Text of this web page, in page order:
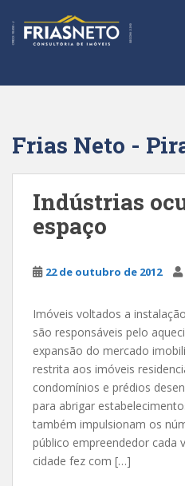
t
Frias Neto -
Indústrias
espaço
22 de outubro de 2012
Imóveis voltados a
são responsáveis pelo
expansão do mercado
restrita aos imóveis
condomínios e prédios
para abrigar
também impulsionam os
público empreendedor cada
cidade fez com […]